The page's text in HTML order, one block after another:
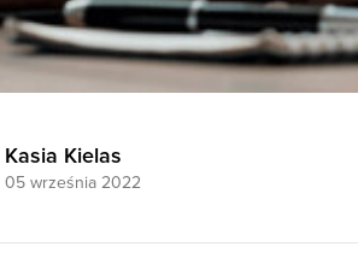
Kasia Kielas
05 września 2022